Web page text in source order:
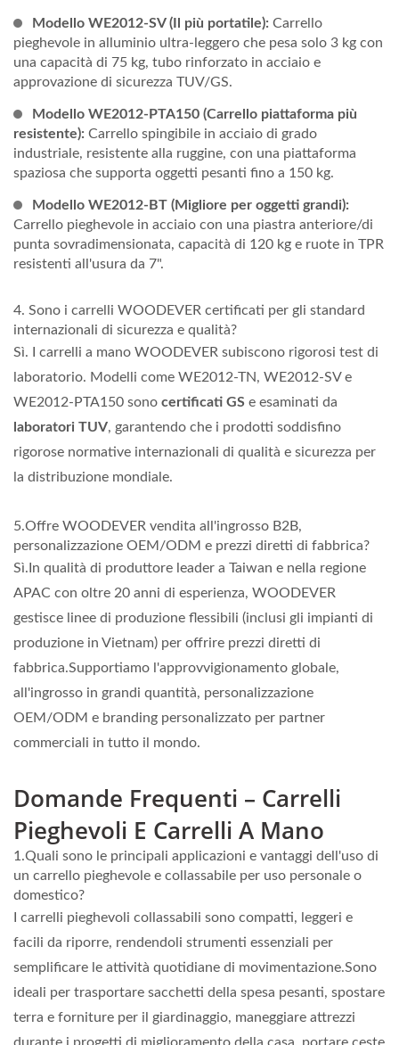
Modello WE2012-SV (Il più portatile): Carrello
pieghevole in alluminio ultra-leggero che pesa solo 3 kg con
una capacità di 75 kg, tubo rinforzato in acciaio e
approvazione di sicurezza TUV/GS.
Modello WE2012-PTA150 (Carrello piattaforma più
resistente): Carrello spingibile in acciaio di grado
industriale, resistente alla ruggine, con una piattaforma
spaziosa che supporta oggetti pesanti fino a 150 kg.
Modello WE2012-BT (Migliore per oggetti grandi):
Carrello pieghevole in acciaio con una piastra anteriore/di
punta sovradimensionata, capacità di 120 kg e ruote in TPR
resistenti all'usura da 7".
4. Sono i carrelli WOODEVER certificati per gli standard
internazionali di sicurezza e qualità?
Sì. I carrelli a mano WOODEVER subiscono rigorosi test di
laboratorio. Modelli come WE2012-TN, WE2012-SV e
WE2012-PTA150 sono certificati GS e esaminati da
laboratori TUV, garantendo che i prodotti soddisfino
rigorose normative internazionali di qualità e sicurezza per
la distribuzione mondiale.
5.Offre WOODEVER vendita all'ingrosso B2B,
personalizzazione OEM/ODM e prezzi diretti di fabbrica?
Sì.In qualità di produttore leader a Taiwan e nella regione
APAC con oltre 20 anni di esperienza, WOODEVER
gestisce linee di produzione flessibili (inclusi gli impianti di
produzione in Vietnam) per offrire prezzi diretti di
fabbrica.Supportiamo l'approvvigionamento globale,
all'ingrosso in grandi quantità, personalizzazione
OEM/ODM e branding personalizzato per partner
commerciali in tutto il mondo.
Domande Frequenti – Carrelli
Pieghevoli E Carrelli A Mano
1.Quali sono le principali applicazioni e vantaggi dell'uso di
un carrello pieghevole e collassabile per uso personale o
domestico?
I carrelli pieghevoli collassabili sono compatti, leggeri e
facili da riporre, rendendoli strumenti essenziali per
semplificare le attività quotidiane di movimentazione.Sono
ideali per trasportare sacchetti della spesa pesanti, spostare
terra e forniture per il giardinaggio, maneggiare attrezzi